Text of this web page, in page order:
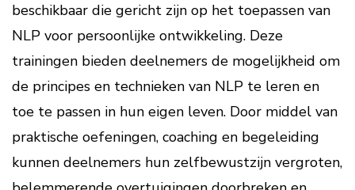
beschikbaar die gericht zijn op het toepassen van
NLP voor persoonlijke ontwikkeling. Deze
trainingen bieden deelnemers de mogelijkheid om
de principes en technieken van NLP te leren en
toe te passen in hun eigen leven. Door middel van
praktische oefeningen, coaching en begeleiding
kunnen deelnemers hun zelfbewustzijn vergroten,